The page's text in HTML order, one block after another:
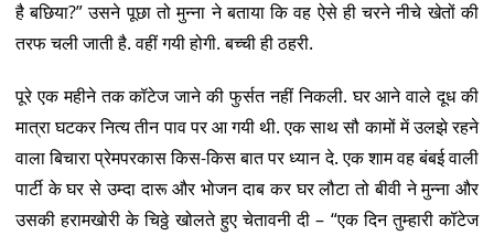
है बछिया?” उसने पूछा तो मुन्ना ने बताया कि वह ऐसे ही चरने नीचे खेतों की
तरफ चली जाती है. वहीं गयी होगी. बच्ची ही ठहरी.
पूरे एक महीने तक कॉटेज जाने की फुर्सत नहीं निकली. घर आने वाले दूध की
मात्रा घटकर नित्य तीन पाव पर आ गयी थी. एक साथ सौ कामों में उलझे रहने
वाला बिचारा प्रेमपरकास किस-किस बात पर ध्यान दे. एक शाम वह बंबई वाली
पार्टी के घर से उम्दा दारू और भोजन दाब कर घर लौटा तो बीवी ने मुन्ना और
उसकी हरामखोरी के चिठ्ठे खोलते हुए चेतावनी दी – “एक दिन तुम्हारी कॉटेज